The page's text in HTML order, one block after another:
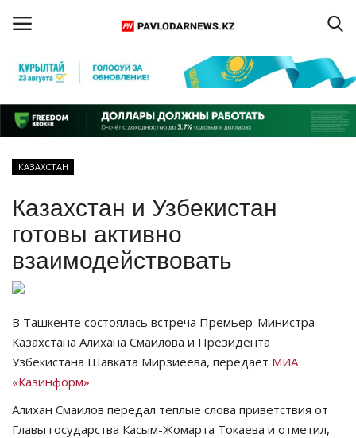
Регистрация
Главная
КАЗАХСТАН
СПЕЦПРОЕКТЫ
СПОРТ
Чек-лист
КАЗАХСТАН
Казахстан и Узбекистан
готовы активно
взаимодействовать
В Ташкенте состоялась встреча Премьер-Министра
Казахстана Алихана Смаилова и Президента
Узбекистана Шавката Мирзиёева, передает МИА
«Казинформ».
Алихан Смаилов передал теплые слова приветствия от
Главы государства Касым-Жомарта Токаева и отметил,